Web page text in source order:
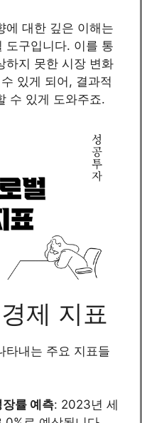
에 대한 깊은 이해는
도구입니다. 이를 통
하지 못한 시장 변화
있게 되어, 결과적
수 있게 도와주죠.
제 지표
타내는 주요 지표들
률 예측: 2023년 세